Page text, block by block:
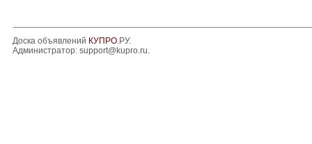
Доска объявлений КУПРО.РУ.
Администратор: support@kupro.ru.